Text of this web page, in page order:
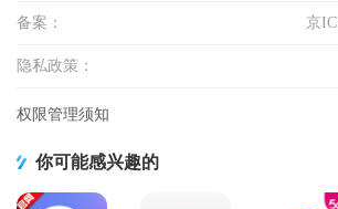
备案： 京
隐私政策：
权限管理须知
你可能感兴趣的